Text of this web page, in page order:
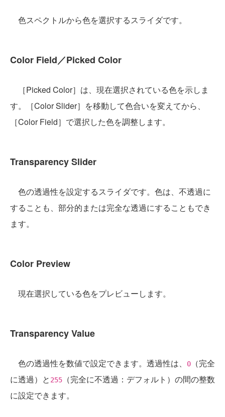
色スペクトルから色を選択するスライダです。
Color Field／Picked Color
［Picked Color］は、現在選択されている色を示しま
す。［Color Slider］を移動して色合いを変えてから、
［Color Field］で選択した色を調整します。
Transparency Slider
色の透過性を設定するスライダです。色は、不透過に
することも、部分的または完全な透過にすることもでき
ます。
Color Preview
現在選択している色をプレビューします。
Transparency Value
色の透過性を数値で設定できます。透過性は、 0
（完全
に透過）と 255
（完全に不透過：デフォルト）の間の整数
に設定できます。